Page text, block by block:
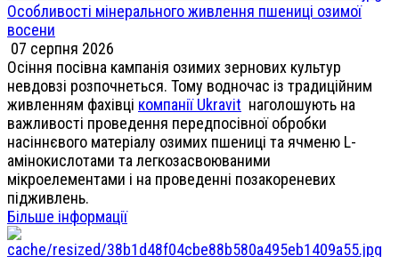
Особливості мінерального живлення пшениці озимої
восени
07 серпня 2026
Осіння посівна кампанія озимих зернових культур
невдовзі розпочнеться. Тому водночас із традиційним
живленням фахівці компанії Ukravit наголошують на
важливості проведення передпосівної обробки
насіннєвого матеріалу озимих пшениці та ячменю L-
амінокислотами та легкозасвоюваними
мікроелементами і на проведенні позакореневих
підживлень.
Більше інформації